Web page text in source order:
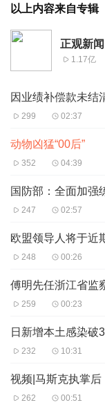
的比赛；哥斯达黎
奈·西蒙“失业”的
比赛。费兰·托雷
容中就出现了3个
姆斯和巴尔德，
不满20岁。就这
比起12年前那支拥
的日渐失势，他们
的期望。但是今年
比前辈们更进一步
南非夺冠的那支西
除对手实力偏弱
表现，西班牙人无
这个俊朗的少年。
第三年轻的世界杯
以上内容来自专辑
正观新
1.17亿
299 02:37
动物凶猛“00后”
352 04:39
国防部：全面加强
247 02:57
欧盟领导人将于近
248 00:26
傅明先任浙江省监
259 00:23
232 10:31
视频|马斯克执掌
262 00:51